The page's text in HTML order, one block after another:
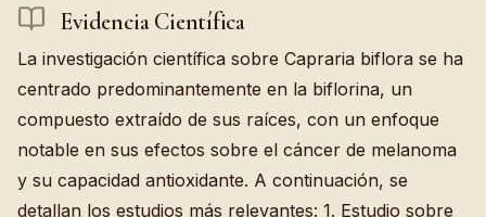
Evidencia Científica
La investigación científica sobre Capraria biflora se ha
centrado predominantemente en la biflorina, un
compuesto extraído de sus raíces, con un enfoque
notable en sus efectos sobre el cáncer de melanoma
y su capacidad antioxidante. A continuación, se
detallan los estudios más relevantes: 1. Estudio sobre